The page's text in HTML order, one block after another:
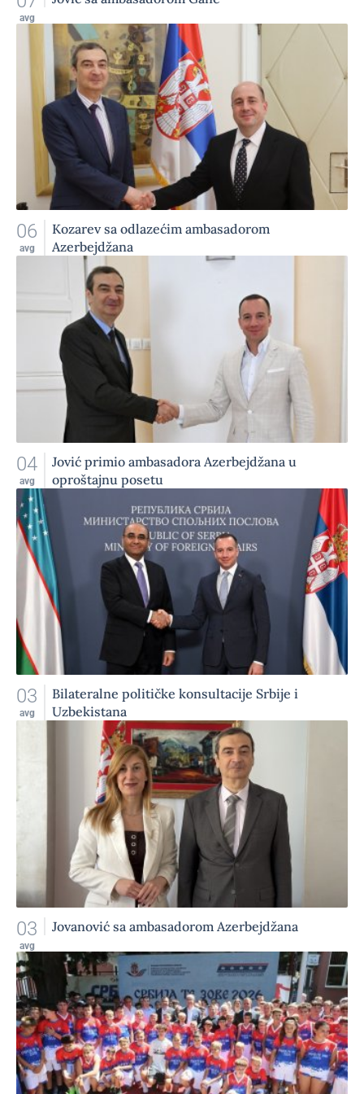
avg
06
avg
Kozarev sa odlazećim ambasadorom
Azerbejdžana
04
avg
Jović primio ambasadora Azerbejdžana u
oproštajnu posetu
03
avg
Bilateralne političke konsultacije Srbije i
Uzbekistana
03
avg
Jovanović sa ambasadorom Azerbejdžana